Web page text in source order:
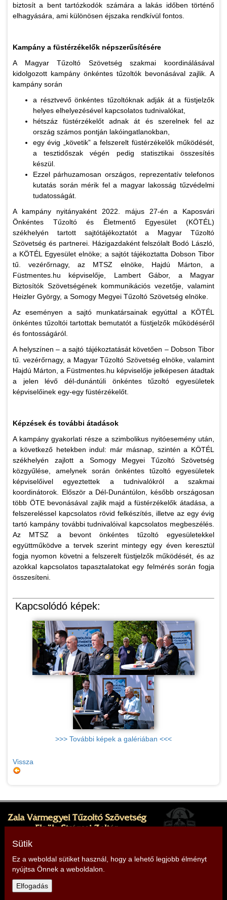
biztosít a bent tartózkodók számára a lakás időben történő
elhagyására, ami különösen éjszaka rendkívül fontos.
Kampány a füstérzékelők népszerűsítésére
A Magyar Tűzoltó Szövetség szakmai koordinálásával
kidolgozott kampány önkéntes tűzoltók bevonásával zajlik. A
kampány során
a résztvevő önkéntes tűzoltóknak adják át a füstjelzők
helyes elhelyezésével kapcsolatos tudnivalókat,
hétszáz füstérzékelőt adnak át és szerelnek fel az
ország számos pontján lakóingatlanokban,
egy évig „követik” a felszerelt füstérzékelők működését,
a tesztidőszak végén pedig statisztikai összesítés
készül.
Ezzel párhuzamosan országos, reprezentatív telefonos
kutatás során mérik fel a magyar lakosság tűzvédelmi
tudatosságát.
A kampány nyitányaként 2022. május 27-én a Kaposvári
Önkéntes Tűzoltó és Életmentő Egyesület (KÖTÉL)
székhelyén tartott sajtótájékoztatót a Magyar Tűzoltó
Szövetség és partnerei. Házigazdaként felszólalt Bodó László,
a KÖTÉL Egyesület elnöke; a sajtót tájékoztatta Dobson Tibor
tű. vezérőrnagy, az MTSZ elnöke, Hajdú Márton, a
Füstmentes.hu képviselője, Lambert Gábor, a Magyar
Biztosítók Szövetségének kommunikációs vezetője, valamint
Heizler György, a Somogy Megyei Tűzoltó Szövetség elnöke.
Az eseményen a sajtó munkatársainak egyúttal a KÖTÉL
önkéntes tűzoltói tartottak bemutatót a füstjelzők működéséről
és fontosságáról.
A helyszínen – a sajtó tájékoztatását követően – Dobson Tibor
tű. vezérőrnagy, a Magyar Tűzoltó Szövetség elnöke, valamint
Hajdú Márton, a Füstmentes.hu képviselője jelképesen átadtak
a jelen lévő dél-dunántúli önkéntes tűzoltó egyesületek
képviselőinek egy-egy füstérzékelőt.
Képzések és további átadások
A kampány gyakorlati része a szimbolikus nyitóesemény után,
a következő hetekben indul: már másnap, szintén a KÖTÉL
székhelyén zajlott a Somogy Megyei Tűzoltó Szövetség
közgyűlése, amelynek során önkéntes tűzoltó egyesületek
képviselőivel egyeztettek a tudnivalókról a szakmai
koordinátorok. Először a Dél-Dunántúlon, később országosan
több ÖTE bevonásával zajlik majd a füstérzékelők átadása, a
felszereléssel kapcsolatos rövid felkészítés, illetve az egy évig
tartó kampány további tudnivalóival kapcsolatos megbeszélés.
Az MTSZ a bevont önkéntes tűzoltó egyesületekkel
együttműködve a tervek szerint mintegy egy éven keresztül
fogja nyomon követni a felszerelt füstjelzők működését, és az
azokkal kapcsolatos tapasztalatokat egy felmérés során fogja
összesíteni.
Kapcsolódó képek:
>>> További képek a galériában <<<
Vissza
Zala Vármegyei Tűzoltó Szövetség
Elnök: Strázsai Zoltán
Cím: 8380 Hévíz, Sugár köz 1.
Telefon: +36 30 499 9912,
E-mail:
Sütik
Ez a weboldal sütiket használ, hogy a lehető legjobb élményt
nyújtsa Önnek a weboldalon.
Elfogadás